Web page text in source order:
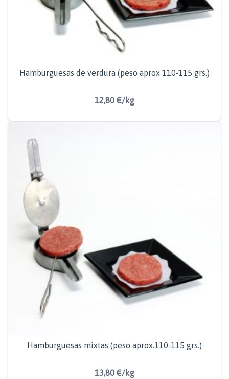
Hamburguesas de verdura (peso aprox 110-115 grs.)
12,80 €/kg
Hamburguesas mixtas (peso aprox.110-115 grs.)
13,80 €/kg